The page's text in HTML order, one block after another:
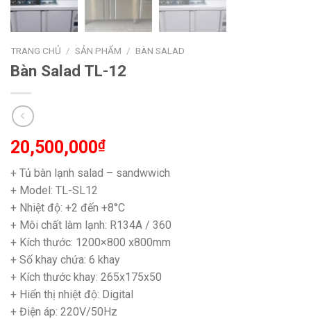
TRANG CHỦ / SẢN PHẨM / BÀN SALAD
Bàn Salad TL-12
20,500,000₫
+ Tủ bàn lạnh salad – sandwwich
+ Model: TL-SL12
+ Nhiệt độ: +2 đến +8°C
+ Môi chất làm lạnh: R134A / 360
+ Kích thước: 1200×800 x800mm
+ Số khay chứa: 6 khay
+ Kích thước khay: 265x175x50
+ Hiển thị nhiệt độ: Digital
+ Điện áp: 220V/50Hz